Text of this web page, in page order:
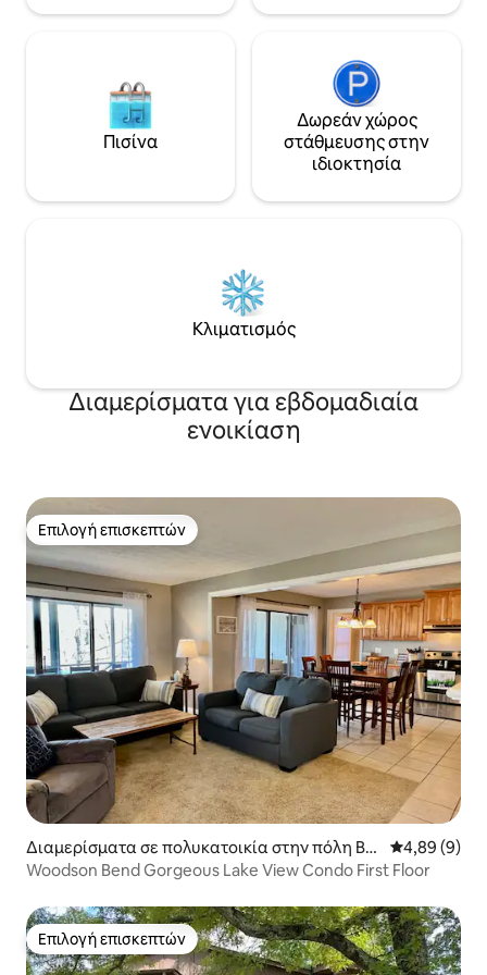
Πισίνα
Δωρεάν χώρος
στάθμευσης στην
ιδιοκτησία
Κλιματισμός
Διαμερίσματα για εβδομαδιαία
ενοικίαση
Επιλογή επισκεπτών
Επιλογή επισκεπτών
Διαμερίσματα σε πολυκατοικία στην πόλη Bro
nston
Μέση
4,89 (9)
Woodson Bend Gorgeous Lake View Condo First Floor
Επιλογή επισκεπτών
Επιλογή επισκεπτών